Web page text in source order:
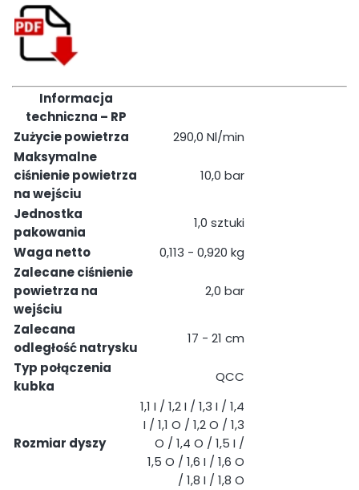
Informacja
techniczna – RP
Zużycie powietrza
290,0 Nl/min
Maksymalne
ciśnienie powietrza
na wejściu
10,0 bar
Jednostka
pakowania
1,0 sztuki
Waga netto
0,113 - 0,920 kg
Zalecane ciśnienie
powietrza na
wejściu
2,0 bar
Zalecana
odległość natrysku
17 - 21 cm
Typ połączenia
kubka
QCC
Rozmiar dyszy
1,1 I / 1,2 I / 1,3 I / 1,4
I / 1,1 O / 1,2 O / 1,3
O / 1,4 O / 1,5 I /
1,5 O / 1,6 I / 1,6 O
/ 1,8 I / 1,8 O